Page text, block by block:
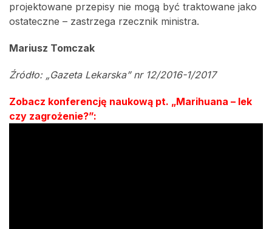
projektowane przepisy nie mogą być traktowane jako
ostateczne – zastrzega rzecznik ministra.
Mariusz Tomczak
Źródło: „Gazeta Lekarska” nr 12/2016-1/2017
Zobacz konferencję naukową pt. „Marihuana – lek
czy zagrożenie?”: